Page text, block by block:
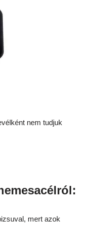
nem tudjuk
mert azok